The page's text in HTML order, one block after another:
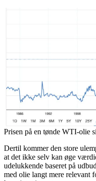
Prisen på en tønde WTI-olie
Dertil kommer den store
at det ikke selv kan øge
udelukkende baseret på
med olie langt mere relevant